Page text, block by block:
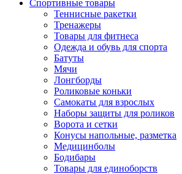
Спортивные товары
Теннисные ракетки
Тренажеры
Товары для фитнеса
Одежда и обувь для спорта
Батуты
Мячи
Лонгборды
Роликовые коньки
Самокаты для взрослых
Наборы защиты для роликов
Ворота и сетки
Конусы напольные, разметка
Медицинболы
Бодибары
Товары для единоборств